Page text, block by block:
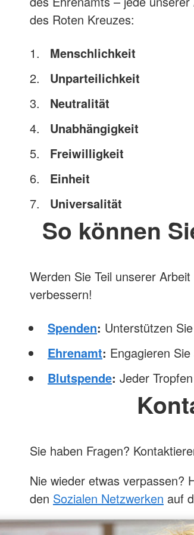
des Roten Kreuzes:
Menschlichkeit
Unparteilichkeit
Neutralität
Unabhängigkeit
Freiwilligkeit
Einheit
Universalität
So können
Werden Sie Teil unserer
verbessern!
Spenden: Unterstützen
Ehrenamt: Engagieren
Blutspende: Jeder
Sie haben Fragen?
Nie wieder etwas verpassen?
den Sozialen Netzwerken auf